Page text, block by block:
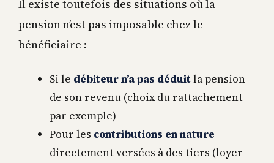
Il existe toutefois des situations où la
pension n’est pas imposable chez le
bénéficiaire :
Si le débiteur n’a pas déduitla pension
de son revenu (choix du rattachement
par exemple)
Pour les contributions en nature
directement versées à des tiers (loyer